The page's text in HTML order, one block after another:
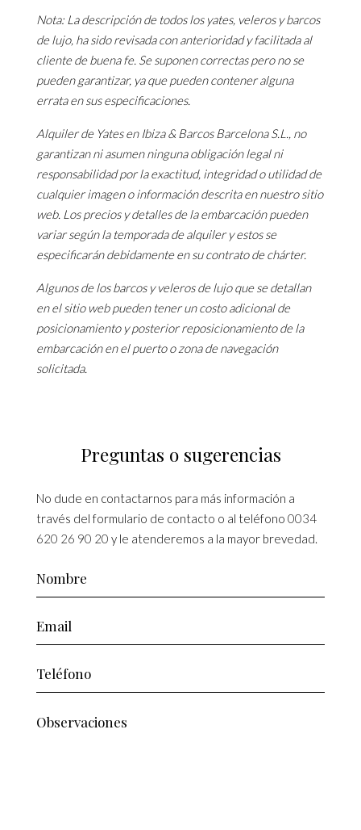
Nota: La descripción de todos los yates, veleros y barcos
de lujo, ha sido revisada con anterioridad y facilitada al
cliente de buena fe. Se suponen correctas pero no se
pueden garantizar, ya que pueden contener alguna
errata en sus especificaciones.
Alquiler de Yates en Ibiza & Barcos Barcelona S.L., no
garantizan ni asumen ninguna obligación legal ni
responsabilidad por la exactitud, integridad o utilidad de
cualquier imagen o información descrita en nuestro sitio
web. Los precios y detalles de la embarcación pueden
variar según la temporada de alquiler y estos se
especificarán debidamente en su contrato de chárter.
Algunos de los barcos y veleros de lujo que se detallan
en el sitio web pueden tener un costo adicional de
posicionamiento y posterior reposicionamiento de la
embarcación en el puerto o zona de navegación
solicitada.
Preguntas o sugerencias
No dude en contactarnos para más información a
través del formulario de contacto o al teléfono 0034
620 26 90 20 y le atenderemos a la mayor brevedad.